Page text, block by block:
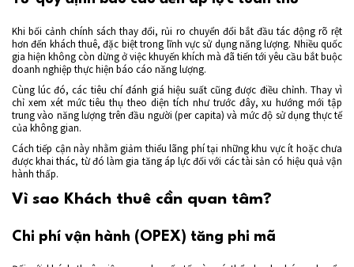
Khi bối cảnh chính sách thay đổi, rủi ro chuyển đổi bắt đầu tác động rõ rệt
hơn đến khách thuê, đặc biệt trong lĩnh vực sử dụng năng lượng. Nhiều quốc
gia hiện không còn dừng ở việc khuyến khích mà đã tiến tới yêu cầu bắt buộc
doanh nghiệp thực hiện báo cáo năng lượng.
Cùng lúc đó, các tiêu chí đánh giá hiệu suất cũng được điều chỉnh. Thay vì
chỉ xem xét mức tiêu thụ theo diện tích như trước đây, xu hướng mới tập
trung vào năng lượng trên đầu người (per capita) và mức độ sử dụng thực tế
của không gian.
Cách tiếp cận này nhằm giảm thiểu lãng phí tại những khu vực ít hoặc chưa
được khai thác, từ đó làm gia tăng áp lực đối với các tài sản có hiệu quả vận
hành thấp.
Vì sao Khách thuê cần quan tâm?
Chi phí vận hành (OPEX) tăng phi mã